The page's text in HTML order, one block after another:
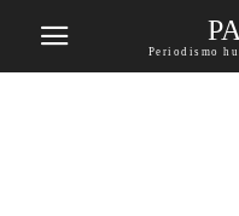
Periodismo